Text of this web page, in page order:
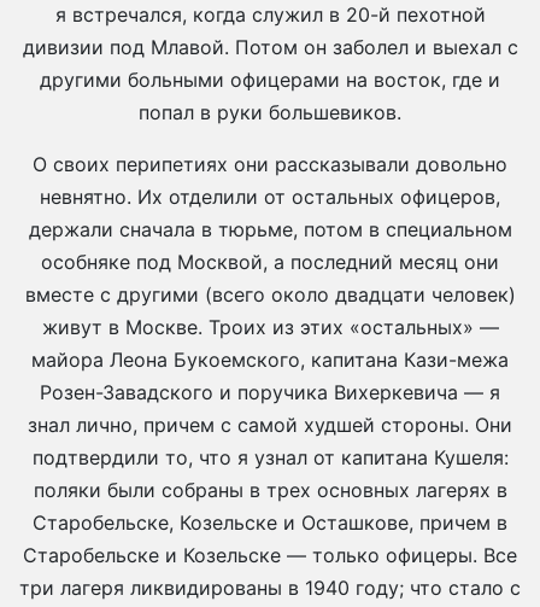
я встречался, когда служил в 20-й пехотной
дивизии под Млавой. Потом он заболел и выехал с
другими больными офицерами на восток, где и
попал в руки большевиков.
О своих перипетиях они рассказывали довольно
невнятно. Их отделили от остальных офицеров,
держали сначала в тюрьме, потом в специальном
особняке под Москвой, а последний месяц они
вместе с другими (всего около двадцати человек)
живут в Москве. Троих из этих «остальных» —
майора Леона Букоемского, капитана Кази-межа
Розен-Завадского и поручика Вихеркевича — я
знал лично, причем с самой худшей стороны. Они
подтвердили то, что я узнал от капитана Кушеля:
поляки были собраны в трех основных лагерях в
Старобельске, Козельске и Осташкове, причем в
Старобельске и Козельске — только офицеры. Все
три лагеря ликвидированы в 1940 году; что стало с